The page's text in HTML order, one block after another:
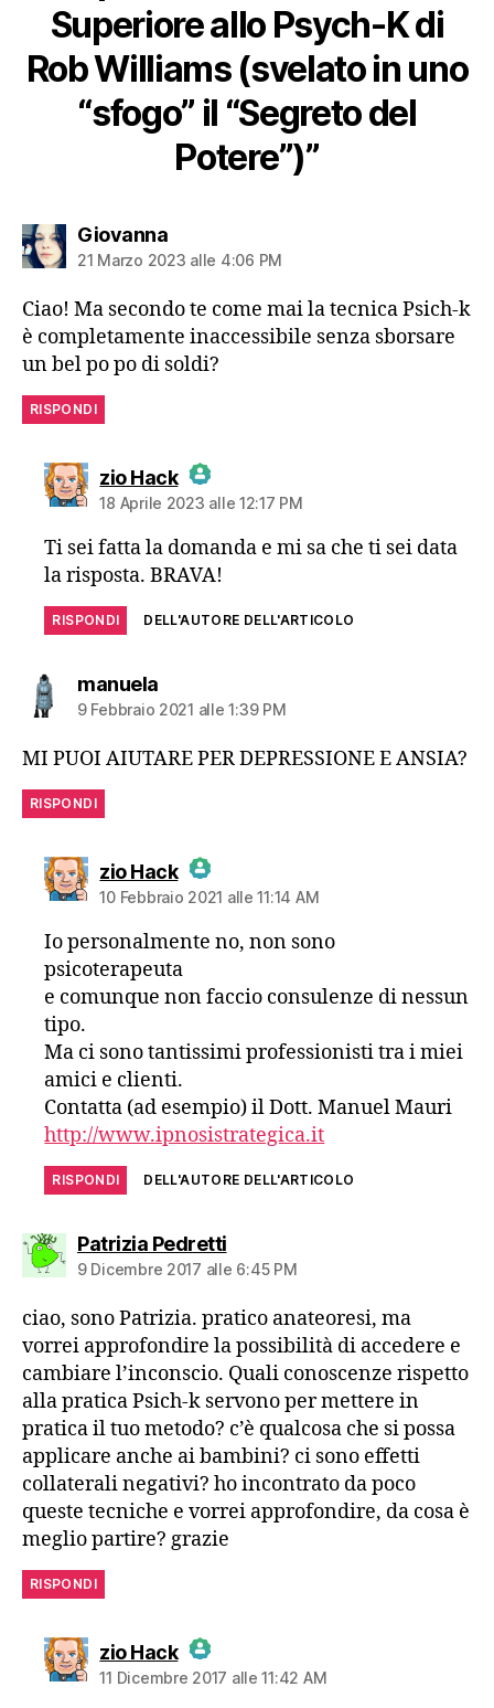
Superiore allo Psych-K di
Rob Williams (svelato in uno
“sfogo” il “Segreto del
Potere”)”
Giovannadice:
21 Marzo 2023 alle 4:06 PM
Ciao! Ma secondo te come mai la tecnica Psich-k
è completamente inaccessibile senza sborsare
un bel po po di soldi?
RISPONDI
zio Hackdice:
The Real Person Badge!
18 Aprile 2023 alle 12:17 PM
Ti sei fatta la domanda e mi sa che ti sei data
la risposta. BRAVA!
RISPONDI DELL'AUTORE DELL'ARTICOLO
manueladice:
9 Febbraio 2021 alle 1:39 PM
MI PUOI AIUTARE PER DEPRESSIONE E ANSIA?
RISPONDI
zio Hackdice:
The Real Person Badge!
Anti-Spam by CleanTalk
10 Febbraio 2021 alle 11:14 AM
Io personalmente no, non sono
psicoterapeuta
e comunque non faccio consulenze di nessun
tipo.
Ma ci sono tantissimi professionisti tra i miei
amici e clienti.
Contatta (ad esempio) il Dott. Manuel Mauri
http://www.ipnosistrategica.it
RISPONDI DELL'AUTORE DELL'ARTICOLO
Patrizia Pedrettidice:
9 Dicembre 2017 alle 6:45 PM
ciao, sono Patrizia. pratico anateoresi, ma
vorrei approfondire la possibilità di accedere e
cambiare l’inconscio. Quali conoscenze rispetto
alla pratica Psich-k servono per mettere in
pratica il tuo metodo? c’è qualcosa che si possa
applicare anche ai bambini? ci sono effetti
collaterali negativi? ho incontrato da poco
queste tecniche e vorrei approfondire, da cosa è
meglio partire? grazie
RISPONDI
zio Hackdice:
The Real Person Badge!
11 Dicembre 2017 alle 11:42 AM